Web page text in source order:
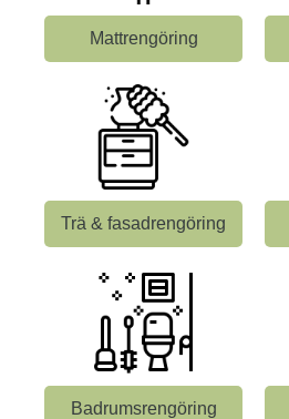
Mattrengöring
Trä & fasadrengöring
Badrumsrengöring